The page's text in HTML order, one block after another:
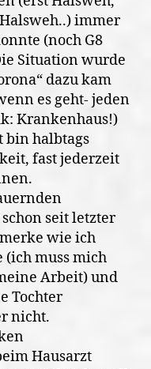
immer
(noch G8
Situation wurde
dazu kam
es geht- jeden
Krankenhaus!)
bin halbtags
fast jederzeit
seit letzter
wie ich
muss mich
Arbeit) und
Tochter
nicht.
Hausarzt